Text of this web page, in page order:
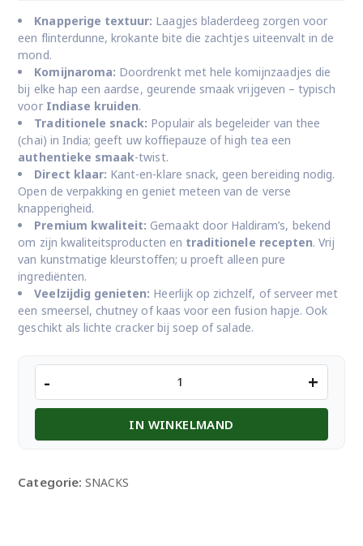
was:
€ 3,99.€ 2,95.
Knapperige textuur: Laagjes bladerdeeg zorgen voor
een flinterdunne, krokante bite die zachtjes uiteenvalt in de
mond.
Komijnaroma: Doordrenkt met hele komijnzaadjes die
bij elke hap een aardse, geurende smaak vrijgeven – typisch
voor Indiase kruiden.
Traditionele snack: Populair als begeleider van thee
(chai) in India; geeft uw koffiepauze of high tea een
authentieke smaak-twist.
Direct klaar: Kant-en-klare snack, geen bereiding nodig.
Open de verpakking en geniet meteen van de verse
knapperigheid.
Premium kwaliteit: Gemaakt door Haldiram’s, bekend
om zijn kwaliteitsproducten en traditionele recepten. Vrij
van kunstmatige kleurstoffen; u proeft alleen pure
ingrediënten.
Veelzijdig genieten: Heerlijk op zichzelf, of serveer met
een smeersel, chutney of kaas voor een fusion hapje. Ook
geschikt als lichte cracker bij soep of salade.
Jeera
Khari
- +
IN WINKELMAND
Categorie: SNACKS